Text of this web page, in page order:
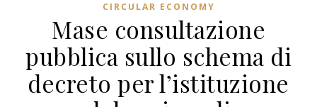
CIRCULAR ECONOMY
Mase consultazione
pubblica sullo schema di
decreto per l’istituzione